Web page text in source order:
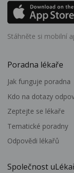
Stáhněte si mobilní
Poradna lékaře
Jak funguje poradna
Kdo na dotazy
Zeptejte se lékaře
Tematické poradny
Odpovědi lékařů
Společnost